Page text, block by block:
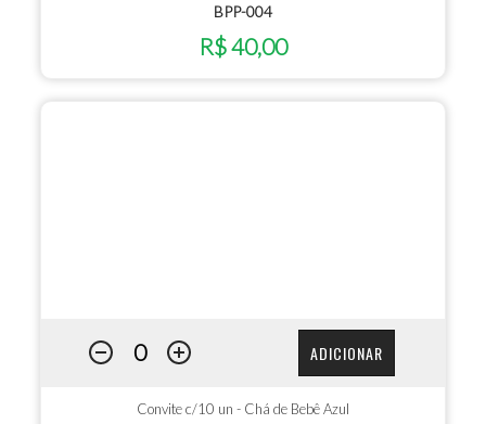
BPP-004
R$ 40,00
ADICIONAR
Convite c/10 un - Chá de Bebê Azul